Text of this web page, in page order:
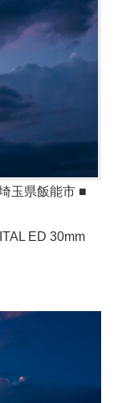
玉県飯能市 ■
ED 30mm